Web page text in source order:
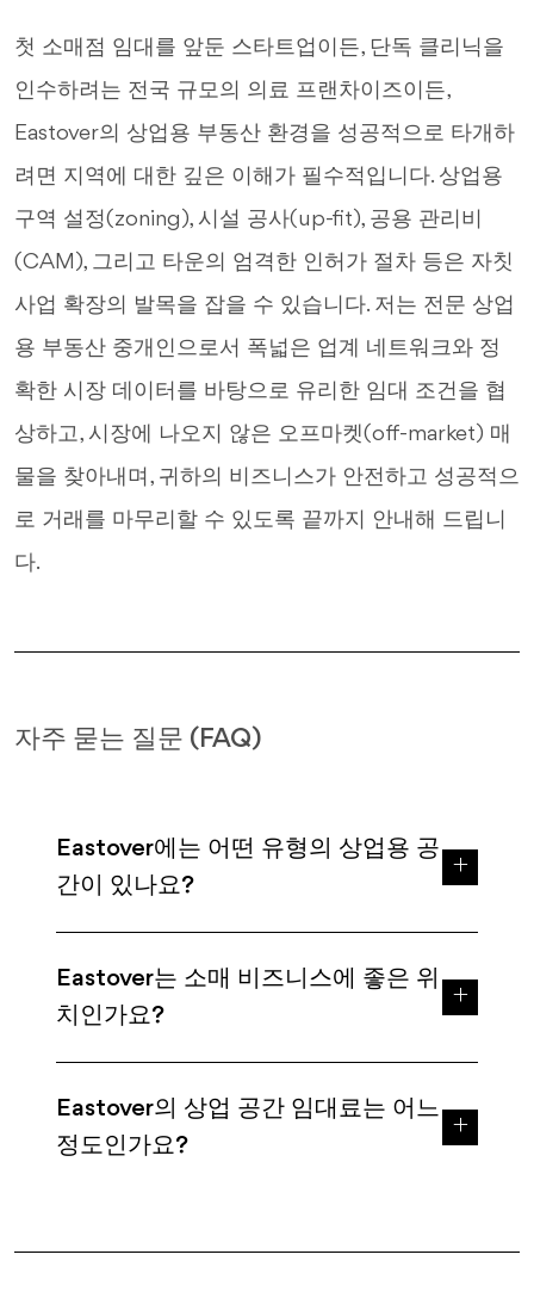
첫 소매점 임대를 앞둔 스타트업이든, 단독 클리닉을
인수하려는 전국 규모의 의료 프랜차이즈이든,
Eastover의 상업용 부동산 환경을 성공적으로 타개하
려면 지역에 대한 깊은 이해가 필수적입니다. 상업용
구역 설정(zoning), 시설 공사(up-fit), 공용 관리비
(CAM), 그리고 타운의 엄격한 인허가 절차 등은 자칫
사업 확장의 발목을 잡을 수 있습니다. 저는 전문 상업
용 부동산 중개인으로서 폭넓은 업계 네트워크와 정
확한 시장 데이터를 바탕으로 유리한 임대 조건을 협
상하고, 시장에 나오지 않은 오프마켓(off-market) 매
물을 찾아내며, 귀하의 비즈니스가 안전하고 성공적으
로 거래를 마무리할 수 있도록 끝까지 안내해 드립니
다.
자주 묻는 질문 (FAQ)
Eastover에는 어떤 유형의 상업용 공
간이 있나요?
Eastover는 소매 비즈니스에 좋은 위
치인가요?
Eastover의 상업 공간 임대료는 어느
정도인가요?